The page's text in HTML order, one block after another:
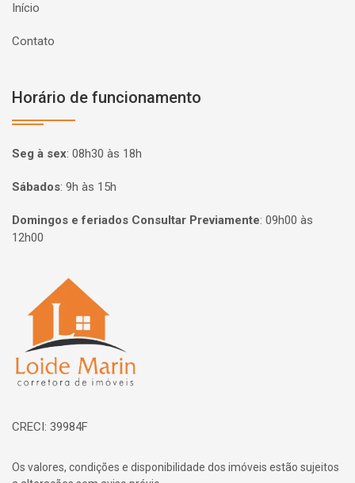
Início
Contato
Horário de funcionamento
Seg à sex: 08h30 às 18h
Sábados: 9h às 15h
Domingos e feriados Consultar Previamente: 09h00 às
12h00
Página inicial
CRECI: 39984F
Os valores, condições e disponibilidade dos imóveis estão sujeitos